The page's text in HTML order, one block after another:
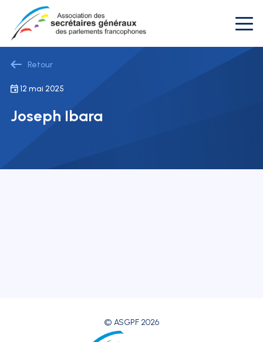
Retour
12 mai 2025
Joseph Ibara
© ASGPF 2026